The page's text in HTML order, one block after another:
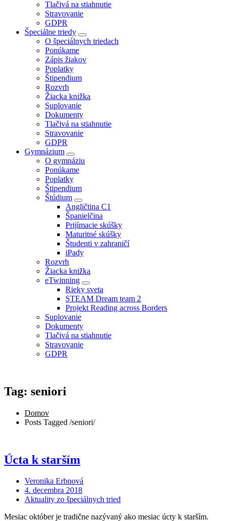
Tlačivá na stiahnutie
Stravovanie
GDPR
Špeciálne triedy
O špeciálnych triedach
Ponúkame
Zápis žiakov
Poplatky
Štipendium
Rozvrh
Žiacka knižka
Suplovanie
Dokumenty
Tlačivá na stiahnutie
Stravovanie
GDPR
Gymnázium
O gymnáziu
Ponúkame
Poplatky
Štipendium
Štúdium
Angličtina C1
Španielčina
Prijímacie skúšky
Maturitné skúšky
Študenti v zahraničí
iPady
Rozvrh
Žiacka knižka
eTwinning
Rieky sveta
STEAM Dream team 2
Projekt Reading across Borders
Suplovanie
Dokumenty
Tlačivá na stiahnutie
Stravovanie
GDPR
Tag: seniori
Domov
Posts Tagged /seniori/
Úcta k starším
Veronika Erbnová
4. decembra 2018
Aktuality zo špeciálnych tried
Mesiac október je tradične nazývaný ako mesiac úcty k starším.